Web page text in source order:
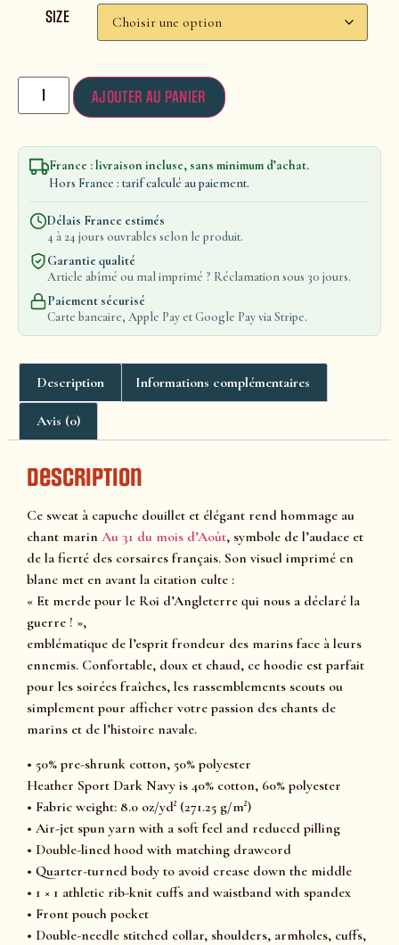
SIZE
AJOUTER AU PANIER
France : livraison incluse, sans minimum d’achat.
Hors France : tarif calculé au paiement.
Délais France estimés
4 à 24 jours ouvrables selon le produit.
Garantie qualité
Article abîmé ou mal imprimé ? Réclamation sous 30 jours.
Paiement sécurisé
Carte bancaire, Apple Pay et Google Pay via Stripe.
Description Informations complémentaires
Avis (0)
Description
Ce sweat à capuche douillet et élégant rend hommage au
chant marin Au 31 du mois d’Août, symbole de l’audace et
de la fierté des corsaires français. Son visuel imprimé en
blanc met en avant la citation culte :
« Et merde pour le Roi d’Angleterre qui nous a déclaré la
guerre ! »,
emblématique de l’esprit frondeur des marins face à leurs
ennemis. Confortable, doux et chaud, ce hoodie est parfait
pour les soirées fraîches, les rassemblements scouts ou
simplement pour afficher votre passion des chants de
marins et de l’histoire navale.
• 50% pre-shrunk cotton, 50% polyester
Heather Sport Dark Navy is 40% cotton, 60% polyester
• Fabric weight: 8.0 oz/yd² (271.25 g/m²)
• Air-jet spun yarn with a soft feel and reduced pilling
• Double-lined hood with matching drawcord
• Quarter-turned body to avoid crease down the middle
• 1 × 1 athletic rib-knit cuffs and waistband with spandex
• Front pouch pocket
• Double-needle stitched collar, shoulders, armholes, cuffs,